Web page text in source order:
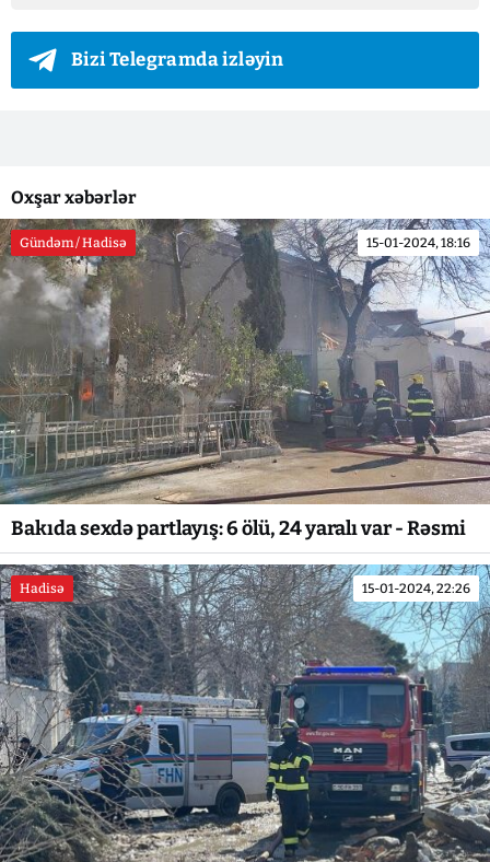
Bizi Telegramda izləyin
Oxşar xəbərlər
Gündəm / Hadisə 15-01-2024, 18:16
Bakıda sexdə partlayış: 6 ölü, 24 yaralı var - Rəsmi
Hadisə 15-01-2024, 22:26